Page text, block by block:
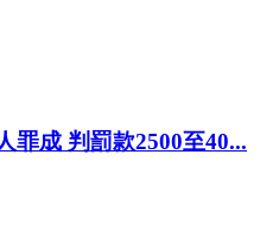
罪成 判罰款2500至40...